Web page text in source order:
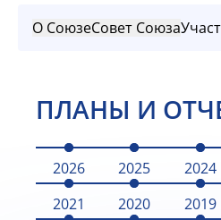
О СоюзеСовет Союза
ПЛАНЫ И
2026 2025 2024
2021
2020 2019